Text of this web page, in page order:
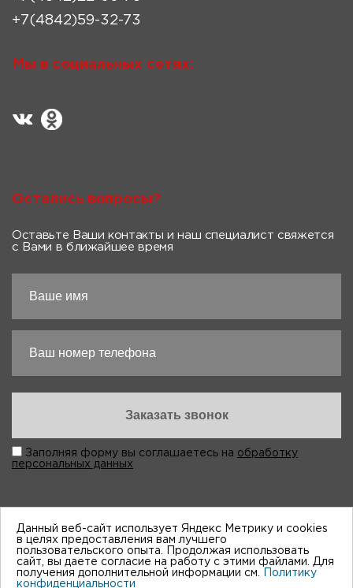
+7(4842)59-32-73
Мы в социальных сетях:
Остались вопросы?
Оставьте Ваши контакты и наш специалист свяжется
с Вами в ближайшее время
Заполняя форму вы соглашаетесь на обработку
персональных данных
“Виктория-Авто”, 1998-2026
Данный веб-сайт использует Яндекс Метрику и cookies
в целях предоставления вам лучшего
пользовательского опыта. Продолжая использовать
сайт, вы даете согласие на работу с этими файлами. Для
получения дополнительной информации см.
Политику
конфиденциальности